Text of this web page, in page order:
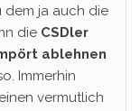
dem ja auch die
die CSDler
ablehnen
Immerhin
vermutlich